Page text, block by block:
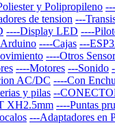
y Polipropileno
de tension ---
----Display LED ----
----Cajas ---
----Otros
----Motores ---Sonido
AC/DC ----Con
y pilas --
XH2.5mm ----Puntas
---Adaptadores en